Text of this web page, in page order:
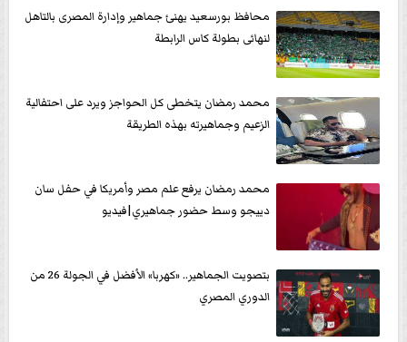
محافظ بورسعيد يهنئ جماهير وإدارة المصرى بالتاهل
لنهائى بطولة كاس الرابطة
محمد رمضان يتخطى كل الحواجز ويرد على احتفالية
الزعيم وجماهيرته بهذه الطريقة
محمد رمضان يرفع علم مصر وأمريكا في حفل سان
دييجو وسط حضور جماهيري|فيديو
بتصويت الجماهير.. «كهربا» الأفضل في الجولة 26 من
الدوري المصري